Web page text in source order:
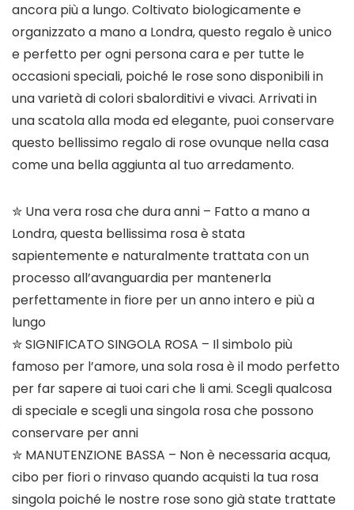
ancora più a lungo. Coltivato biologicamente e
organizzato a mano a Londra, questo regalo è unico
e perfetto per ogni persona cara e per tutte le
occasioni speciali, poiché le rose sono disponibili in
una varietà di colori sbalorditivi e vivaci. Arrivati in
una scatola alla moda ed elegante, puoi conservare
questo bellissimo regalo di rose ovunque nella casa
come una bella aggiunta al tuo arredamento.
✮ Una vera rosa che dura anni – Fatto a mano a
Londra, questa bellissima rosa è stata
sapientemente e naturalmente trattata con un
processo all’avanguardia per mantenerla
perfettamente in fiore per un anno intero e più a
lungo
✮ SIGNIFICATO SINGOLA ROSA – Il simbolo più
famoso per l’amore, una sola rosa è il modo perfetto
per far sapere ai tuoi cari che li ami. Scegli qualcosa
di speciale e scegli una singola rosa che possono
conservare per anni
✮ MANUTENZIONE BASSA – Non è necessaria acqua,
cibo per fiori o rinvaso quando acquisti la tua rosa
singola poiché le nostre rose sono già state trattate